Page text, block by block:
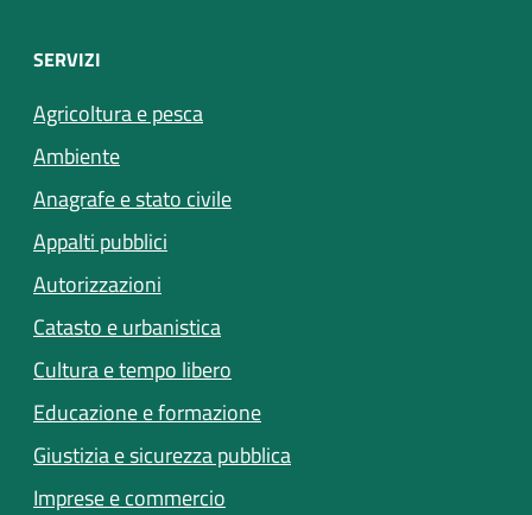
SERVIZI
Agricoltura e pesca
Ambiente
Anagrafe e stato civile
Appalti pubblici
Autorizzazioni
Catasto e urbanistica
Cultura e tempo libero
Educazione e formazione
Giustizia e sicurezza pubblica
Imprese e commercio